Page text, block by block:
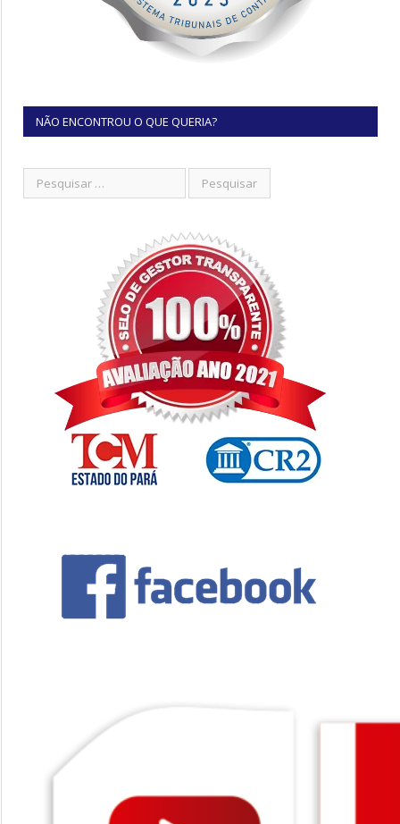
NÃO ENCONTROU O QUE QUERIA?